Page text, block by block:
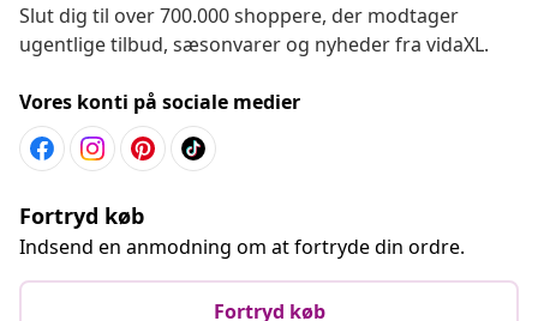
Slut dig til over 700.000 shoppere, der modtager
ugentlige tilbud, sæsonvarer og nyheder fra vidaXL.
Vores konti på sociale medier
Fortryd køb
Indsend en anmodning om at fortryde din ordre.
Fortryd køb